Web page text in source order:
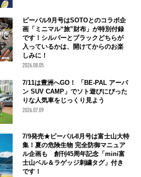
ビーパル9月号はSOTOとのコラボ企
画「ミニマル“旅”財布」が特別付録
です！シルバーとブラックどちらが
入っているかは、開けてからのお楽
しみに！
2026.08.05
7/11は豊洲へGO！ 「BE-PAL アーバ
ン SUV CAMP」でソト遊びにぴった
りな人気車をじっくり見よう
2026.07.09
7/9発売★ビーパル8月号は富士山大特
集！夏の危険生物 完全防御マニュア
ル企画も 創刊45周年記念「mini富
士山ベル＆ラゲッジ刺繍タグ」付き
です！